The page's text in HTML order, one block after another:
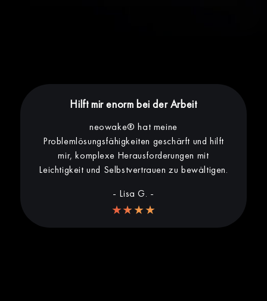
Hilft mir enorm bei der Arbeit
neowake® hat meine
Problemlösungsfähigkeiten geschärft und hilft
mir, komplexe Herausforderungen mit
Leichtigkeit und Selbstvertrauen zu bewältigen.
- Lisa G. -
★★★★